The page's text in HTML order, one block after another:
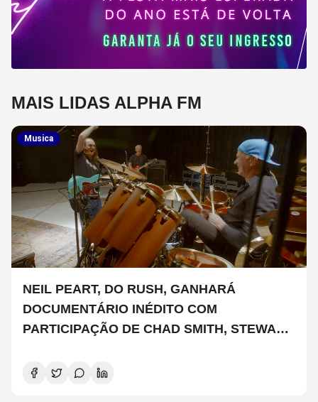
MAIS LIDAS ALPHA FM
Musica
NEIL PEART, DO RUSH, GANHARÁ
DOCUMENTÁRIO INÉDITO COM
PARTICIPAÇÃO DE CHAD SMITH, STEWART